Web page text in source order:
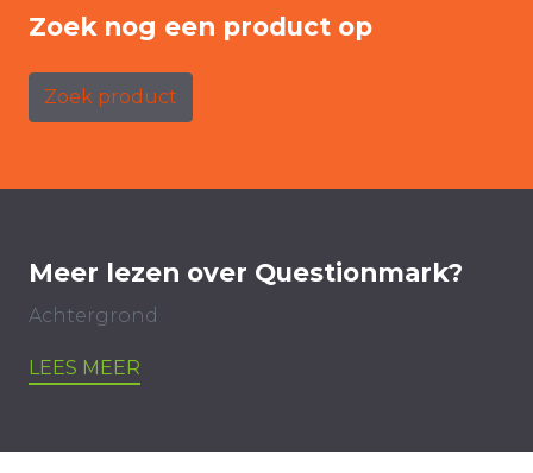
Zoek nog een product op
Zoek product
Meer lezen over Questionmark?
Achtergrond
LEES MEER